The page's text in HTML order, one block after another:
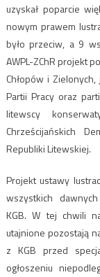
uzyskał poparcie
nowym prawem
było przeciw, a 9
AWPL-ZChR projekt
Chłopów i
Partii Pracy oraz
litewscy
Chrześcijańskich
Republiki Litewskiej.
Projekt ustawy
wszystkich
KGB. W tej chwili
utajnione pozostają
z KGB przed
ogłoszeniu